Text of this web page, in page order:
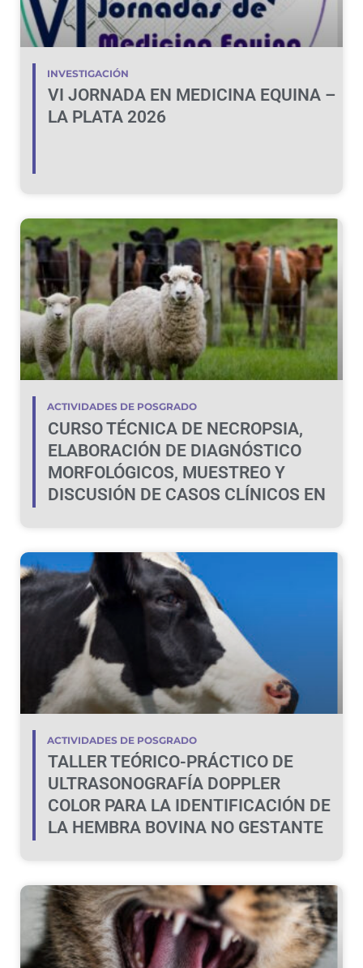
INVESTIGACIÓN
VI JORNADA EN MEDICINA EQUINA –
LA PLATA 2026
ACTIVIDADES DE POSGRADO
CURSO TÉCNICA DE NECROPSIA,
ELABORACIÓN DE DIAGNÓSTICO
MORFOLÓGICOS, MUESTREO Y
DISCUSIÓN DE CASOS CLÍNICOS EN
ACTIVIDADES DE POSGRADO
TALLER TEÓRICO-PRÁCTICO DE
ULTRASONOGRAFÍA DOPPLER
COLOR PARA LA IDENTIFICACIÓN DE
LA HEMBRA BOVINA NO GESTANTE